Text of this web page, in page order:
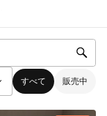
すべて 販売中